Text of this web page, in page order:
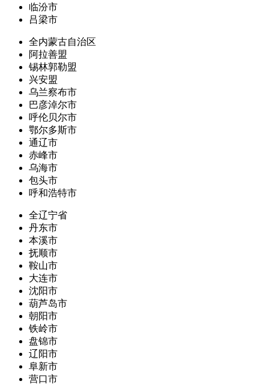
临汾市
吕梁市
全内蒙古自治区
阿拉善盟
锡林郭勒盟
兴安盟
乌兰察布市
巴彦淖尔市
呼伦贝尔市
鄂尔多斯市
通辽市
赤峰市
乌海市
包头市
呼和浩特市
全辽宁省
丹东市
本溪市
抚顺市
鞍山市
大连市
沈阳市
葫芦岛市
朝阳市
铁岭市
盘锦市
辽阳市
阜新市
营口市